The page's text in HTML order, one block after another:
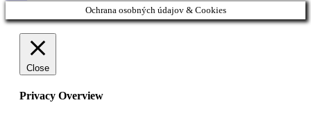
Ochrana osobných údajov & Cookies
Close
Privacy Overview